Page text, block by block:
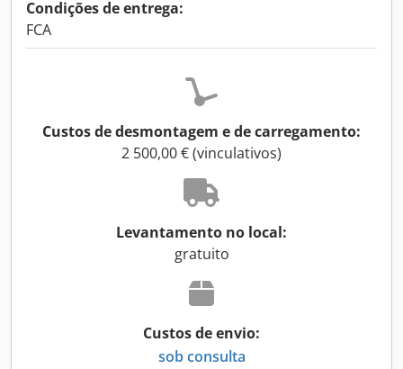
Condições de entrega:
FCA
Custos de desmontagem e de carregamento:
2 500,00 € (vinculativos)
Levantamento no local:
gratuito
Custos de envio:
sob consulta